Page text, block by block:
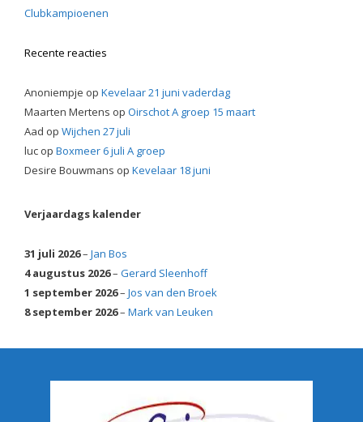
Clubkampioenen
Recente reacties
Anoniempje op Kevelaar 21 juni vaderdag
Maarten Mertens op Oirschot A groep 15 maart
Aad op Wijchen 27 juli
luc op Boxmeer 6 juli A groep
Desire Bouwmans op Kevelaar 18 juni
Verjaardags kalender
31 juli 2026– Jan Bos
4 augustus 2026– Gerard Sleenhoff
1 september 2026– Jos van den Broek
8 september 2026– Mark van Leuken